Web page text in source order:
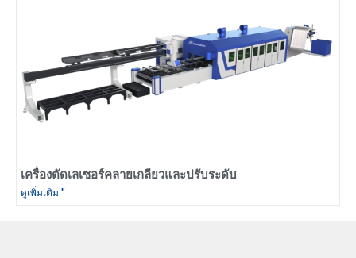
เครื่องตัดเลเซอร์คลายเกลียวและปรับระดับ
ดูเพิ่มเติม "